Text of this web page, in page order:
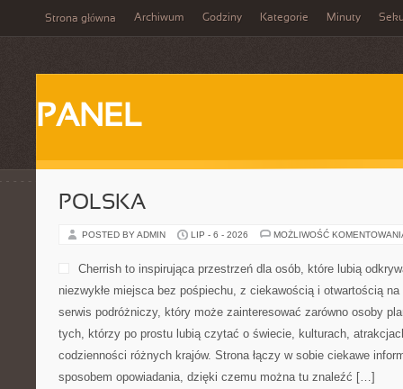
Strona główna Archiwum Godziny Kategorie Minuty
PANEL
POLSKA
POSTED BY ADMIN LIP - 6 - 2026 MOŻLIWOŚĆ
Cherrish to inspirująca przestrzeń dla osób, które lubią
niezwykłe miejsca bez pośpiechu, z ciekawością i otwartością
serwis podróżniczy, który może zainteresować zarówno osoby
tych, którzy po prostu lubią czytać o świecie, kulturach,
codzienności różnych krajów. Strona łączy w sobie ciekawe
sposobem opowiadania, dzięki czemu można tu znaleźć […]